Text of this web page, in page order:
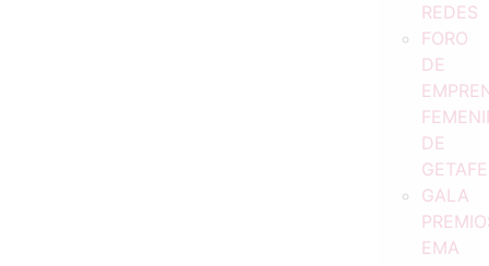
REDES
FORO
DE
DE
GETAFE
GALA
EMA